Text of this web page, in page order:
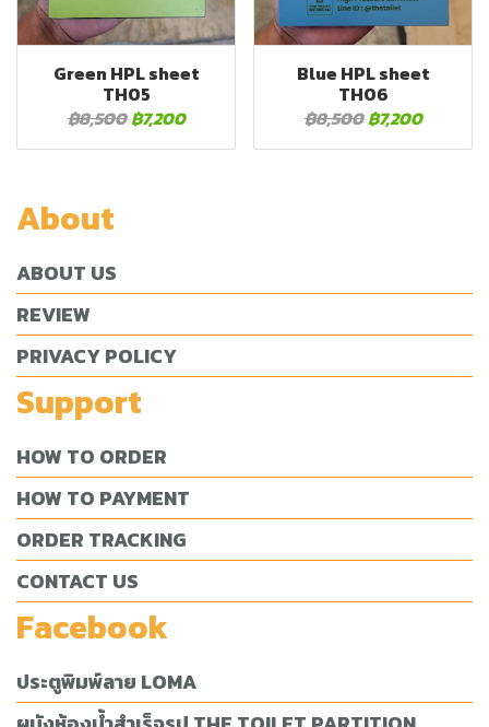
Green HPL sheet
TH05
฿8,500฿7,200
Blue HPL sheet
TH06
฿8,500฿7,200
About
ABOUT US
REVIEW
PRIVACY POLICY
Support
HOW TO ORDER
HOW TO PAYMENT
ORDER TRACKING
CONTACT US
Facebook
ประตูพิมพ์ลาย LOMA